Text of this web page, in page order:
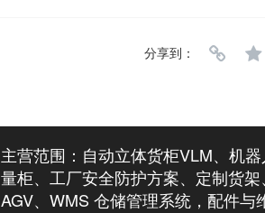
分享到：
主营范围：自动立体货柜VLM、机
量柜、工厂安全防护方案、定制货
AGV、WMS 仓储管理系统，配件与